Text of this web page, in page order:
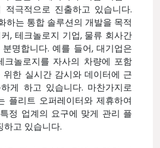
극적으로 진출하고 있습니다.
하는 통합 솔루션의 개발을 목적
, 테크놀로지 기업, 물류 회사간
명합니다. 예를 들어, 대기업은
크놀로지를 자사의 차량에 포함
한 실시간 감시와 데이터에 근
게 하고 있습니다. 마찬가지로
플리트 오퍼레이터와 제휴하여
정 업계의 요구에 맞게 관리 플
하고 있습니다.